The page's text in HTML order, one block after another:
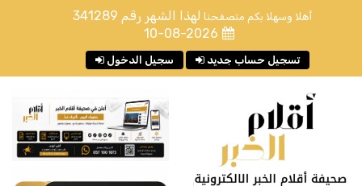
أهلا وسهلا بكم متصفحنا لهذا الشهر رقم 341289
10-08-2026
سجيل الدخول تسجيل حساب جديد